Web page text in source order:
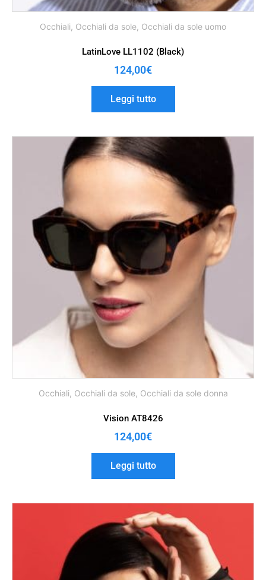
Occhiali, Occhiali da sole, Occhiali da sole uomo
LatinLove LL1102 (Black)
124,00€
Leggi tutto
Occhiali, Occhiali da sole, Occhiali da sole donna
Vision AT8426
124,00€
Leggi tutto